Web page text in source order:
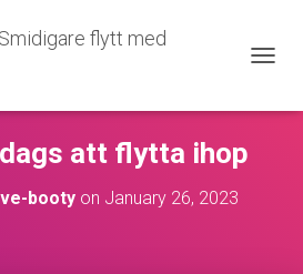
flytt med
G
att flytta ihop
bootyon January 26, 2023